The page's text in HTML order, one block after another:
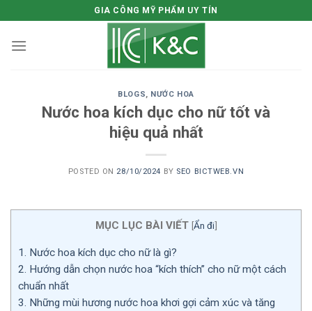
to
content
GIA CÔNG MỸ PHẨM UY TÍN
BLOGS, NƯỚC HOA
Nước hoa kích dục cho nữ tốt và
hiệu quả nhất
POSTED ON 28/10/2024 BY SEO BICTWEB.VN
MỤC LỤC BÀI VIẾT [Ẩn đi]
1. Nước hoa kích dục cho nữ là gì?
2. Hướng dẫn chọn nước hoa “kích thích” cho nữ một cách
chuẩn nhất
3. Những mùi hương nước hoa khơi gợi cảm xúc và tăng